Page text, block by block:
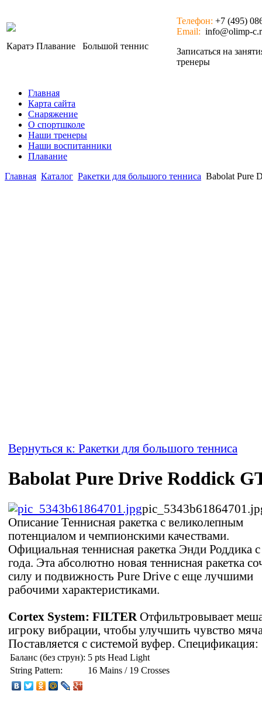
Каратэ Плавание Большой теннис
Телефон: +7 (495)
Email: info@olimp-
Записаться на
тренеры
Главная
Карта сайта
Снаряжение
О спортшколе
Наши тренеры
Наши воспитанники
Плавание
Главная Каталог Ракетки для большого тенниса Babolat Pure
Вернуться к: Ракетки для большого тенниса
Babolat Pure Drive Roddick
Описание Теннисная ракетка с великолепным
потенциалом и чемпионскими качествами.
Официальная теннисная ракетка Энди Роддика
года. Эта абсолютно новая теннисная ракетка
силу и подвижность Pure Drive с еще лучшими
рабочими характеристиками.
Cortex System: FILTER Отфильтровывает
игроку вибрации, чтобы улучшить чувство
Поставляется с системой вуфер. Спецификация:
Баланс (без струн): 5 pts Head Light
String Pattern:
16 Mains / 19 Crosses